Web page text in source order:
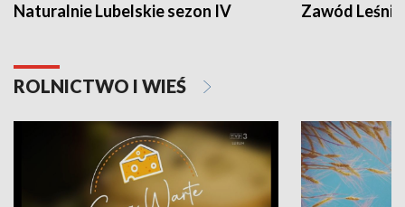
Naturalnie Lubelskie sezon IV Zawód Leśnik
ROLNICTWO I WIEŚ